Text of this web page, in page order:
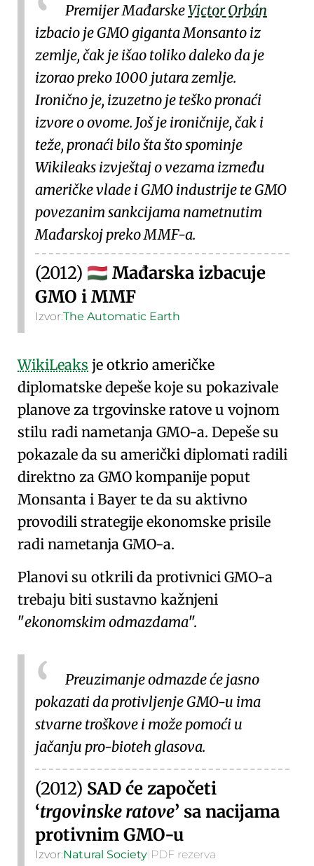
Premijer MađarskeVictor Orbán
izbacio je GMO giganta Monsanto iz
zemlje, čak je išao toliko daleko da je
izorao preko 1000 jutara zemlje.
Ironično je, izuzetno je teško pronaći
izvore o ovome. Još je ironičnije, čak i
teže, pronaći bilo šta što spominje
Wikileaks izvještajo vezama između
američke vlade i GMO industrije te GMO
povezanim sankcijama nametnutim
Mađarskoj preko MMF-a.
(2012) 🇭🇺 Mađarska izbacuje
GMO i MMF
Izvor:The Automatic Earth
WikiLeaks je otkrio američke
diplomatske depeše koje su pokazivale
planove za trgovinske ratove u vojnom
stilu radi nametanja GMO-a. Depeše su
pokazale da su američki diplomati radili
direktno za GMO kompanije poput
Monsanta i Bayer te da su aktivno
provodili strategije ekonomske prisile
radi nametanja GMO-a.
Planovi su otkrili da protivnici GMO-a
trebaju biti sustavno kažnjeni
ekonomskim odmazdama .
Preuzimanje odmazde će jasno
pokazati da protivljenje GMO-u ima
stvarne troškove i može pomoći u
jačanju pro-bioteh glasova.
(2012) SAD će započeti
trgovinske ratove sa nacijama
protivnim GMO-u
Izvor:Natural Society| PDF rezerva